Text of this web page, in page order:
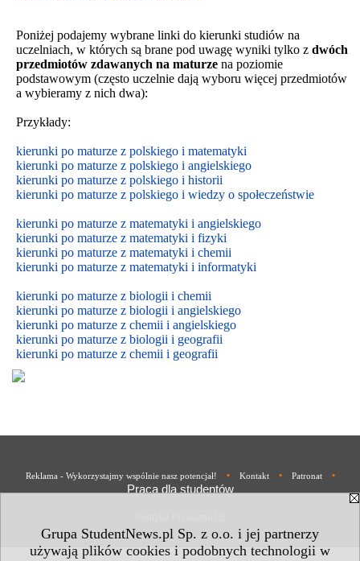
Grupa StudentNews.pl Sp. z o.o. i jej partnerzy
używają plików cookies i podobnych technologii w
Poniżej podajemy wybrane linki do kierunki studiów na
uczelniach, w których są brane pod uwagę wyniki tylko z dwóch
przedmiotów zdawanych na maturze na poziomie
podstawowym (często uczelnie dają wyboru więcej przedmiotów
a wybieramy z nich dwa):
Przykłady:
kierunki po maturze z polskiego i matematyki
kierunki po maturze z polskiego i angielskiego
kierunki po maturze z polskiego i historii
kierunki po maturze z polskiego i wiedzy o społeczeństwie
kierunki po maturze z matematyki i angielskiego
kierunki po maturze z matematyki i fizyki
kierunki po maturze z matematyki i chemii
kierunki po maturze z matematyki i informatyki
kierunki po maturze z biologii i chemii
kierunki po maturze z biologii i angielskiego
kierunki po maturze z chemii i angielskiego
kierunki po maturze z biologii i geografii
kierunki po maturze z chemii i geografii
Reklama - Wykorzystajmy wspólnie nasz potencjał! • Kontakt • Patronat •
Praca dla studentów